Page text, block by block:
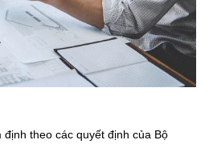
theo các quyết định của Bộ